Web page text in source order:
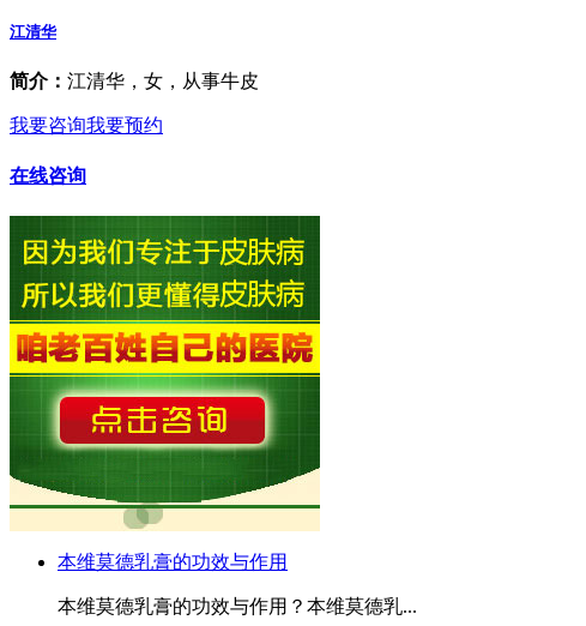
江清华
简介： 江清华，女，从事牛皮
我要咨询我要预约
在线咨询
本维莫德乳膏的功效与作用
本维莫德乳膏的功效与作用？本维莫德乳...